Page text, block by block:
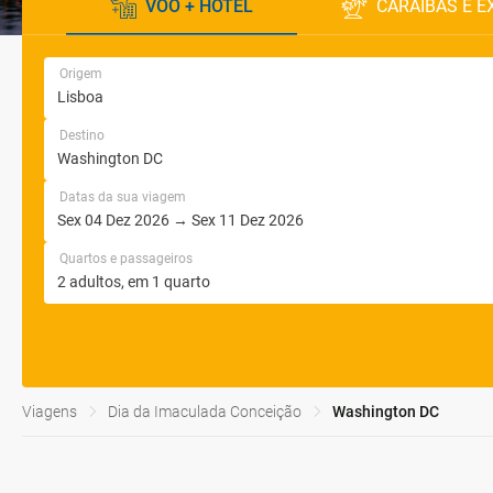
VOO + HOTEL CARAÍBAS E
Origem
Destino
Datas da sua viagem
Quartos e passageiros
Viagens Dia da Imaculada Conceição Washington DC